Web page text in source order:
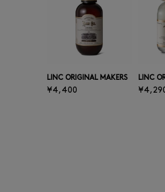
LINC ORIGINAL MAKERS
¥4,400
LINC